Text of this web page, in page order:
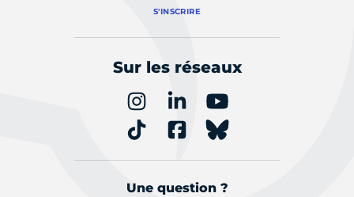
S'INSCRIRE
Sur les réseaux
Une question ?